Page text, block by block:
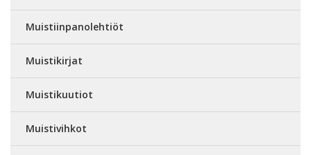
Muistiinpanolehtiöt
Muistikirjat
Muistikuutiot
Muistivihkot